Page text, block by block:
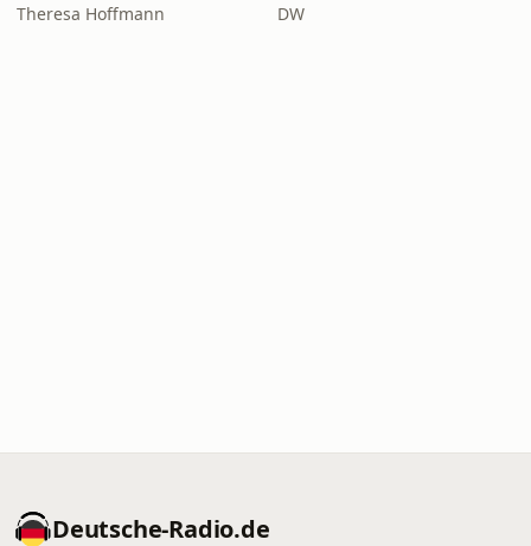
Theresa Hoffmann DW
Deutsche-Radio.de